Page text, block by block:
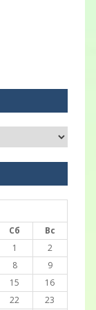
Сб
Вс
1
2
8
9
15
16
22
23